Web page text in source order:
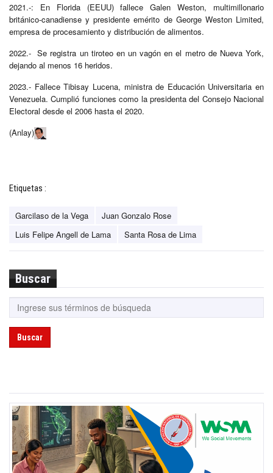
2021.-: En Florida (EEUU) fallece Galen Weston, multimillonario
británico-canadiense y presidente emérito de George Weston Limited,
empresa de procesamiento y distribución de alimentos.
2022.- Se registra un tiroteo en un vagón en el metro de Nueva York,
dejando al menos 16 heridos.
2023.- Fallece Tibisay Lucena, ministra de Educación Universitaria en
Venezuela. Cumplió funciones como la presidenta del Consejo Nacional
Electoral desde el 2006 hasta el 2020.
(Anlay)
Etiquetas :
Garcilaso de la Vega
Juan Gonzalo Rose
Luis Felipe Angell de Lama
Santa Rosa de Lima
Buscar
Buscar